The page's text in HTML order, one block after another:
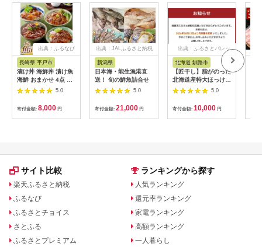
出典：ふるなび
長崎県 平戸市
漬け丼 海鮮丼 漬け魚
海鮮 おまかせ 4点 セ
ット 80g 4袋
5.0
寄付金額: 8,000 円
出典：JALふるさと納税
新潟県
日本海・能生漁港直
送！ 旬の鮮魚詰合せ
5.0
寄付金額: 21,000 円
出典：ふるさとパレッ
北海道 釧路市
【匠干し】脂がのった
北海道産特大ほっけ開
き（2枚） ホッケ 干
物 魚 海産物 おかず
ご飯のお供 F4F-4242
5.0
寄付金額: 10,000 円
サイト比較
楽天ふるさと納税
ふるなび
ふるさとチョイス
さとふる
ふるさとプレミアム
ランキングから探す
人気ランキング
還元率ランキング
家電ランキング
高額ランキング
一人暮らし